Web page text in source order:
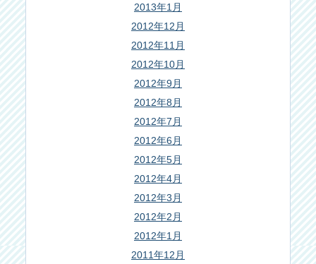
2013年1月
2012年12月
2012年11月
2012年10月
2012年9月
2012年8月
2012年7月
2012年6月
2012年5月
2012年4月
2012年3月
2012年2月
2012年1月
2011年12月